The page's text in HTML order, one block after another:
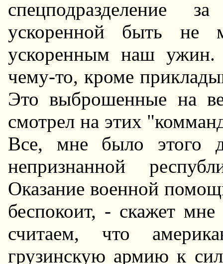
спецподразделение
ускоренной быть не
ускоренным наш
чему-то, кроме
Это выброшенные на
смотрел на этих
Все, мне было этого
непризнанной
Оказание военной
беспокоит, - скажет
считаем, что
грузинскую армию к